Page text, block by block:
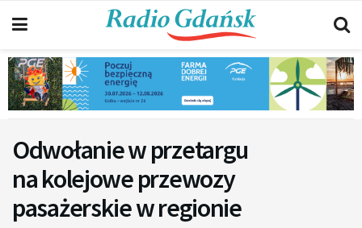
Odwołanie w przetargu
na kolejowe przewozy
pasażerskie w regionie